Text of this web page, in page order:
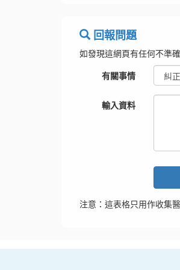
回報問題
如發現這網頁有任何不準
有關事情
輸入資料
注意：這表格只用作收集